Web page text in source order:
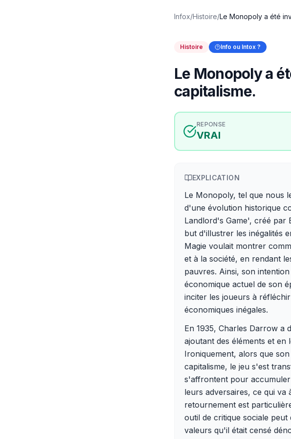
Infox/Histoire/Le Monopoly a été
Histoire Info ou Intox ?
Le Monopoly a
capitalisme.
REPONSE
VRAI
EXPLICATION
Le Monopoly, tel que nous
d'une évolution historique
Landlord's Game', créé par
but d'illustrer les inégalités
Magie voulait montrer
et à la société, en rendant
pauvres. Ainsi, son
économique actuel de son
inciter les joueurs à
économiques inégales.
En 1935, Charles Darrow a
ajoutant des éléments et
Ironiquement, alors que
capitalisme, le jeu s'est
s'affrontent pour
leurs adversaires, ce qui va
retournement est
outil de critique sociale
valeurs qu'il était censé